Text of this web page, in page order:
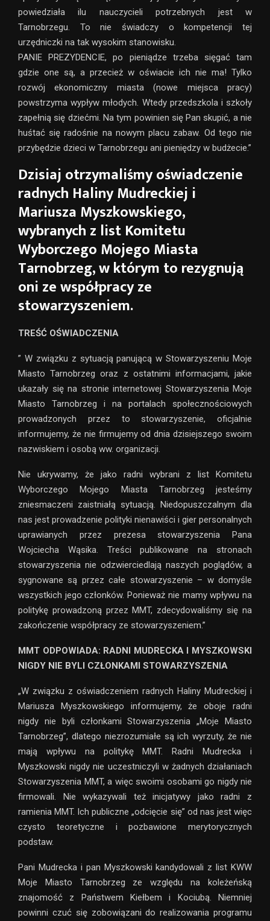
powiedziała ilu nauczycieli potrzebnych jest w
Tarnobrzegu. To nie świadczy o kompetencji tej
urzędniczki na tak wysokim stanowisku.
PANIE PREZYDENCIE, po pieniądze trzeba sięgać tam
gdzie one są, a przecież w oświacie ich nie ma! Tylko
rozwój ekonomiczny miasta (nowe miejsca pracy)
powstrzyma wypływ młodych. Wtedy przedszkola i szkoły
zapełnią się dziećmi. Na tym powinien się Pan skupić, a nie
huśtać się radośnie na nowym placu zabaw. Od tego nie
przybędzie dzieci w Tarnobrzegu ani pieniędzy w budżecie.”
Dzisiaj otrzymaliśmy oświadczenie
radnych Haliny Mudreckiej i
Mariusza Myszkowskiego,
wybranych z list Komitetu
Wyborczego Mojego Miasta
Tarnobrzeg, w którym to rezygnują
oni ze współpracy ze
stowarzyszeniem.
TREŚĆ OŚWIADCZENIA
” W związku z sytuacją panującą w Stowarzyszeniu Moje
Miasto Tarnobrzeg oraz z ostatnimi informacjami, jakie
ukazały się na stronie internetowej Stowarzyszenia Moje
Miasto Tarnobrzeg i na portalach społecznościowych
prowadzonych przez to stowarzyszenie, oficjalnie
informujemy, że nie firmujemy od dnia dzisiejszego swoim
nazwiskiem i osobą ww. organizacji.
Nie ukrywamy, że jako radni wybrani z list Komitetu
Wyborczego Mojego Miasta Tarnobrzeg jesteśmy
zniesmaczeni zaistniałą sytuacją. Niedopuszczalnym dla
nas jest prowadzenie polityki nienawiści i gier personalnych
uprawianych przez prezesa stowarzyszenia Pana
Wojciecha Wąsika. Treści publikowane na stronach
stowarzyszenia nie odzwierciedlają naszych poglądów, a
sygnowane są przez całe stowarzyszenie – w domyśle
wszystkich jego członków. Ponieważ nie mamy wpływu na
politykę prowadzoną przez MMT, zdecydowaliśmy się na
zakończenie współpracy ze stowarzyszeniem.”
MMT ODPOWIADA: RADNI MUDRECKA I MYSZKOWSKI
NIGDY NIE BYLI CZŁONKAMI STOWARZYSZENIA
„W związku z oświadczeniem radnych Haliny Mudreckiej i
Mariusza Myszkowskiego informujemy, że oboje radni
nigdy nie byli członkami Stowarzyszenia „Moje Miasto
Tarnobrzeg”, dlatego niezrozumiałe są ich wyrzuty, że nie
mają wpływu na politykę MMT. Radni Mudrecka i
Myszkowski nigdy nie uczestniczyli w żadnych działaniach
Stowarzyszenia MMT, a więc swoimi osobami go nigdy nie
firmowali. Nie wykazywali też inicjatywy jako radni z
ramienia MMT. Ich publiczne „odcięcie się” od nas jest więc
czysto teoretyczne i pozbawione merytorycznych
podstaw.
Pani Mudrecka i pan Myszkowski kandydowali z list KWW
Moje Miasto Tarnobrzeg ze względu na koleżeńską
znajomość z Państwem Kiełbem i Kociubą. Niemniej
powinni czuć się zobowiązani do realizowania programu